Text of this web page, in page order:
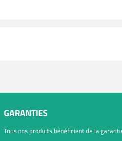
GARANTIES
Tous nos produits bénéficient de la